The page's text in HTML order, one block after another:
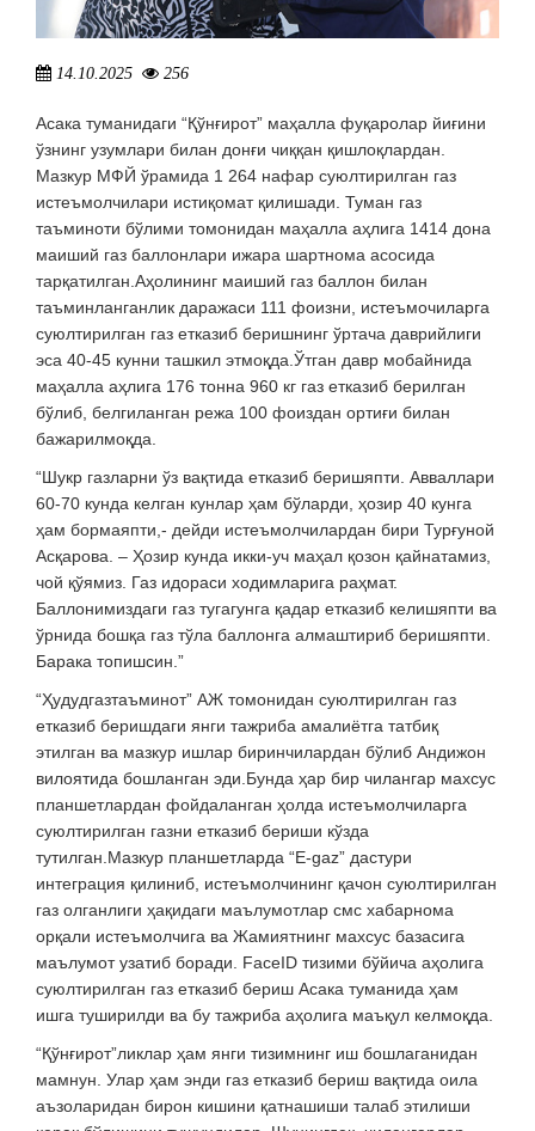
14.10.2025 256
Асака туманидаги “Қўнғирот” маҳалла фуқаролар йиғини
ўзнинг узумлари билан донғи чиққан қишлоқлардан.
Мазкур МФЙ ўрамида 1 264 нафар суюлтирилган газ
истеъмолчилари истиқомат қилишади. Туман газ
таъминоти бўлими томонидан маҳалла аҳлига 1414 дона
маиший газ баллонлари ижара шартнома асосида
тарқатилган.Аҳолининг маиший газ баллон билан
таъминланганлик даражаси 111 фоизни, истеъмочиларга
суюлтирилган газ етказиб беришнинг ўртача даврийлиги
эса 40-45 кунни ташкил этмоқда.Ўтган давр мобайнида
маҳалла аҳлига 176 тонна 960 кг газ етказиб берилган
бўлиб, белгиланган режа 100 фоиздан ортиғи билан
бажарилмоқда.
“Шукр газларни ўз вақтида етказиб беришяпти. Авваллари
60-70 кунда келган кунлар ҳам бўларди, ҳозир 40 кунга
ҳам бормаяпти,- дейди истеъмолчилардан бири Турғуной
Асқарова. – Ҳозир кунда икки-уч маҳал қозон қайнатамиз,
чой қўямиз. Газ идораси ходимларига раҳмат.
Баллонимиздаги газ тугагунга қадар етказиб келишяпти ва
ўрнида бошқа газ тўла баллонга алмаштириб беришяпти.
Барака топишсин.”
“Ҳудудгазтаъминот” АЖ томонидан суюлтирилган газ
етказиб беришдаги янги тажриба амалиётга татбиқ
этилган ва мазкур ишлар биринчилардан бўлиб Андижон
вилоятида бошланган эди.Бунда ҳар бир чилангар махсус
планшетлардан фойдаланган ҳолда истеъмолчиларга
суюлтирилган газни етказиб бериши кўзда
тутилган.Мазкур планшетларда “E-gaz” дастури
интегрaция қилиниб, истеъмолчининг қачон суюлтирилган
газ олганлиги ҳақидаги маълумотлар смс хабарнома
орқали истеъмолчига ва Жамиятнинг махсус базасига
маълумот узатиб боради. FaceID тизими бўйича аҳолига
суюлтирилган газ етказиб бериш Асака туманида ҳам
ишга туширилди ва бу тажриба аҳолига маъқул келмоқда.
“Қўнғирот”ликлар ҳам янги тизимнинг иш бошлаганидан
мамнун. Улар ҳам энди газ етказиб бериш вақтида оила
аъзоларидан бирон кишини қатнашиши талаб этилиши